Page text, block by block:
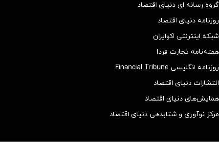
گروه رسانه ای دنیای اقتصاد
روزنامه دنیای اقتصاد
شبکه اینترنتی اکوایران
هفته‌نامه تجارت فردا
روزنامه انگلیسی Financial Tribune
انتشارات دنیای اقتصاد
همایش‌های دنیای اقتصاد
مرکز نوآوری و شتابدهی دنیای اقتصاد